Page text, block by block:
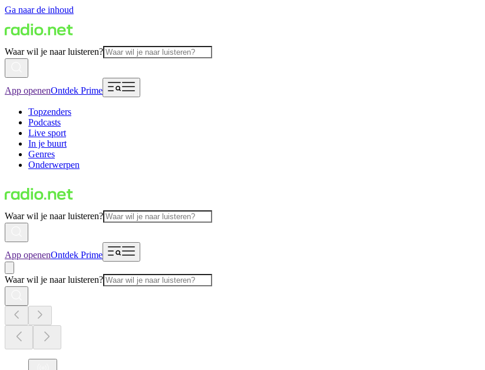
Ga naar de inhoud
Waar wil je naar luisteren?
App openenOntdek Prime
Topzenders
Podcasts
Live sport
In je buurt
Genres
Onderwerpen
Waar wil je naar luisteren?
App openenOntdek Prime
Waar wil je naar luisteren?